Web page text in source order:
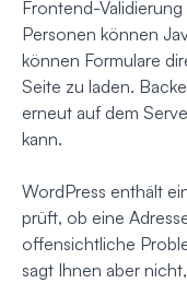
Frontend-
Personen können
können Formulare
Seite zu laden.
erneut auf dem
kann.
WordPress enthält
prüft, ob eine
offensichtliche
sagt Ihnen aber